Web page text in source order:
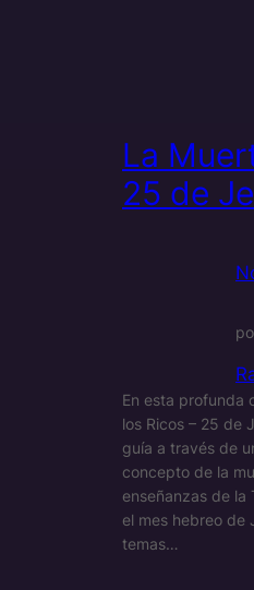
La
25 de
En esta profunda
los Ricos – 25 de
guía a través de
concepto de la
enseñanzas de la
el mes hebreo de
temas…